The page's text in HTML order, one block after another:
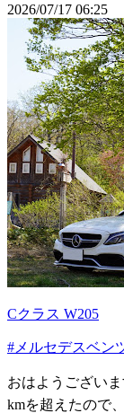
2026/07/17 06:25
Cクラス W205
#メルセデスベン
おはようござい
kmを超えたので